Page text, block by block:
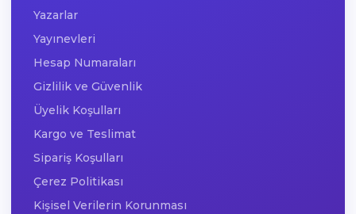
Yazarlar
Yayınevleri
Hesap Numaraları
Gizlilik ve Güvenlik
Üyelik Koşulları
Kargo ve Teslimat
Sipariş Koşulları
Çerez Politikası
Kişisel Verilerin Korunması